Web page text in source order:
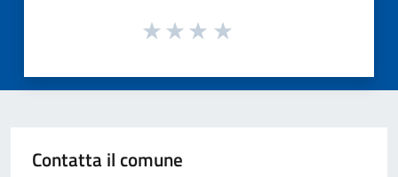
Contatta il comune